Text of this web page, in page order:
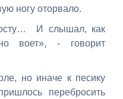
ногу оторвало.
И слышал, как
воет», - говорит
но иначе к песику
перебросить